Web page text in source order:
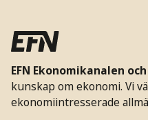
EFN Ekonomikanalen
kunskap om ekonomi. Vi
ekonomiintresserade